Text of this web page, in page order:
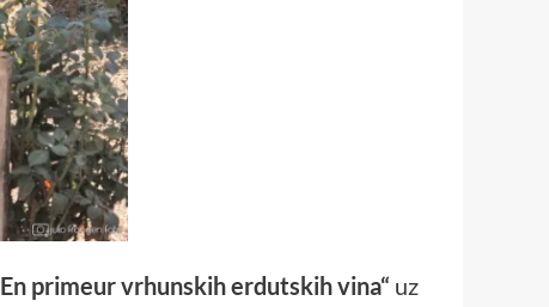
En primeurvrhunskih erdutskih vina“ uz